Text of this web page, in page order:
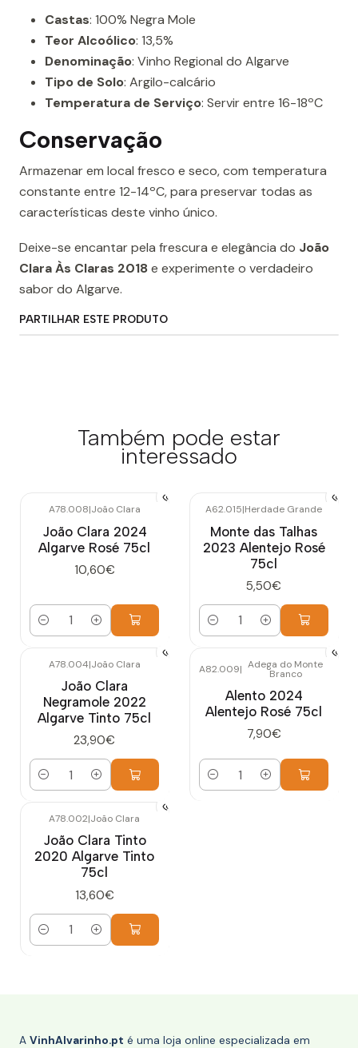
Castas: 100% Negra Mole
Teor Alcoólico: 13,5%
Denominação: Vinho Regional do Algarve
Tipo de Solo: Argilo-calcário
Temperatura de Serviço: Servir entre 16-18ºC
Conservação
Armazenar em local fresco e seco, com temperatura
constante entre 12-14ºC, para preservar todas as
características deste vinho único.
Deixe-se encantar pela frescura e elegância do João
Clara Às Claras 2018e experimente o verdadeiro
sabor do Algarve.
PARTILHAR ESTE PRODUTO
Também pode estar
interessado
A78.008|João Clara
João Clara 2024
Algarve Rosé 75cl
10,60€
Quantidade
A62.015|Herdade Grande
Monte das Talhas
2023 Alentejo Rosé
75cl
5,50€
Quantidade
A78.004|João Clara
João Clara
Negramole 2022
Algarve Tinto 75cl
23,90€
Quantidade
A82.009| Adega do Monte
Branco
Alento 2024
Alentejo Rosé 75cl
7,90€
Quantidade
A78.002|João Clara
João Clara Tinto
2020 Algarve Tinto
75cl
13,60€
Quantidade
A VinhAlvarinho.pt é uma loja online especializada em